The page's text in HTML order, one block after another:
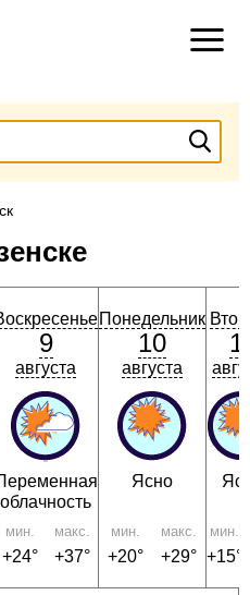
9
августа
облачность
мин.
+24°
макс.
+37°
Понедельник
10
августа
Ясно
мин.
+20°
макс.
+29°
мин.
+15°